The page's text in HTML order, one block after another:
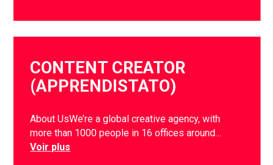
CONTENT CREATOR
(APPRENDISTATO)
About UsWe’re a global creative agency, with
more than 1000 people in 16 offices around…
Voir plus